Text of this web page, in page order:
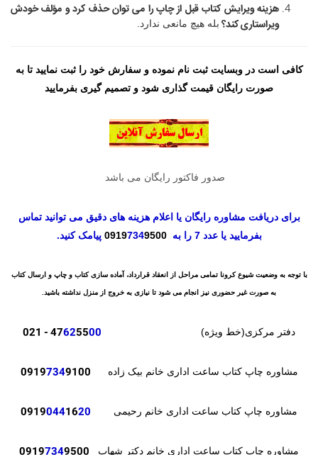
هزینه ویرایش کتاب قبل از چاپرا می توان حذف کرد و مؤلف خودش
ویراستاری کند؟ بله هیچ مانعی ندارد.
کافی است در وبسایت ثبت نام نموده و سفارش خود را ثبت نمایید تا به
صورت رایگان قیمت گذاری شود و تصمیم گیری بفرمایید
صدور فاکتور رایگان می باشد
برای دریافت مشاوره رایگان یا اعلام هزینه های دقیق می توانید تماس
بفرمایید یا عدد 7 را به
09197349500 پیامک کنید.
با توجه به وضعیت شیوع کرونا تمامی مراحل از انعقاد قرارداد، آماده سازی کتاب و چاپ و ارسال کتاب
به صورت غیر حضوری نیز انجام می شود تا نیازی به خروج از منزل نداشته باشید.
دفتر مرکزی(خط ویژه) 47625500
- 021
مشاوره چاپ کتاب ساعت اداری خانم بیک زاده 09197349100
مشاوره چاپ کتاب ساعت اداری خانم رحیمی 09190441620
مشاوره چاپ کتاب ساعت اداری خانم دکتر شهاب